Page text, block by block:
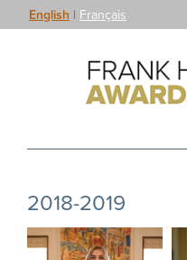
English | Français
2018-2019